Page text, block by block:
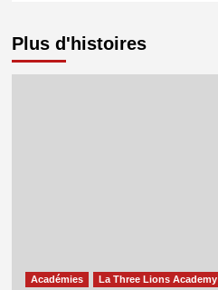
Plus d'histoires
Académies La Three Lions Academy